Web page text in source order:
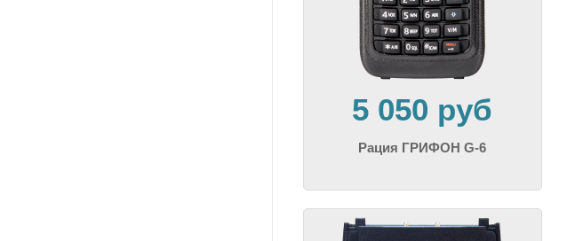
5 050 руб
Рация ГРИФОН G-6